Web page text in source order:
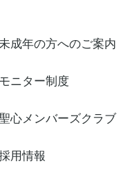
成年の方へのご案内
モニター制度
心メンバーズクラブ
用情報